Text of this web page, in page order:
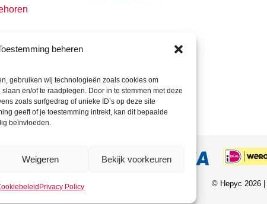
beheren
gebruiken wij technologieën zoals cookies om
en/of te raadplegen. Door in te stemmen met deze
zoals surfgedrag of unieke ID’s op deze site
geeft of je toestemming intrekt, kan dit bepaalde
beïnvloeden.
Weigeren Bekijk voorkeuren
Privacy Policy © Hepyc 2026 |